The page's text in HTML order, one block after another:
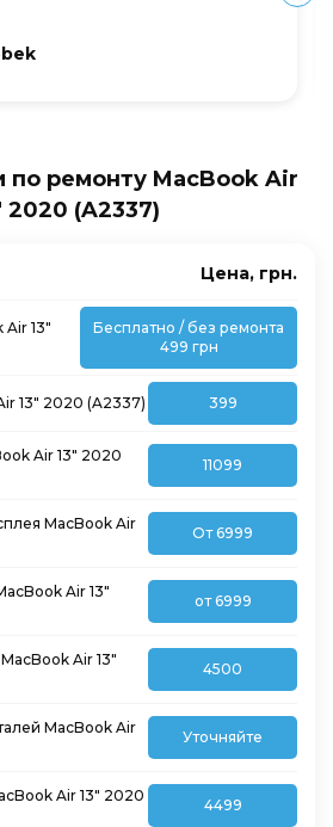
по ремонту MacBook Air
2020 (A2337)
Цена, грн.
13″
Бесплатно / без ремонта
499 грн
13″ 2020 (A2337) 399
Air 13″ 2020
11099
MacBook Air
От 6999
Air 13″
от 6999
Air 13″
4500
MacBook Air
Уточняйте
Air 13″ 2020
4499